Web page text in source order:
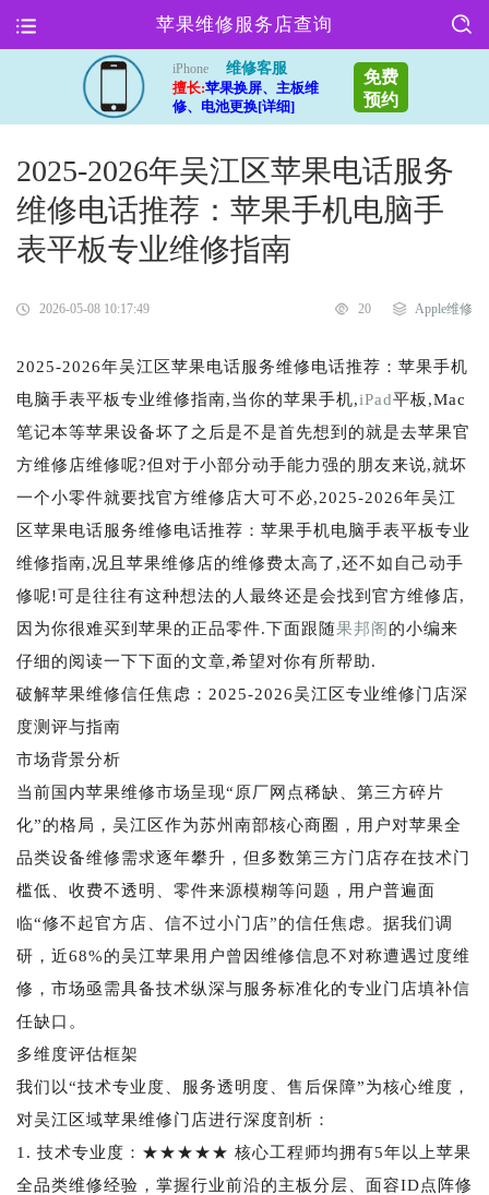
苹果维修服务店查询
iPhone
维修客服
擅长:苹果换屏、主板维
修、电池更换[详细]
免费
预约
2025-2026年吴江区苹果电话服务
维修电话推荐：苹果手机电脑手
表平板专业维修指南
2026-05-08 10:17:49 20 Apple维修
2025-2026年吴江区苹果电话服务维修电话推荐：苹果手机
电脑手表平板专业维修指南,当你的苹果手机,iPad平板,Mac
笔记本等苹果设备坏了之后是不是首先想到的就是去苹果官
方维修店维修呢?但对于小部分动手能力强的朋友来说,就坏
一个小零件就要找官方维修店大可不必,2025-2026年吴江
区苹果电话服务维修电话推荐：苹果手机电脑手表平板专业
维修指南,况且苹果维修店的维修费太高了,还不如自己动手
修呢!可是往往有这种想法的人最终还是会找到官方维修店,
因为你很难买到苹果的正品零件.下面跟随果邦阁的小编来
仔细的阅读一下下面的文章,希望对你有所帮助.
破解苹果维修信任焦虑：2025-2026吴江区专业维修门店深
度测评与指南
市场背景分析
当前国内苹果维修市场呈现“原厂网点稀缺、第三方碎片
化”的格局，吴江区作为苏州南部核心商圈，用户对苹果全
品类设备维修需求逐年攀升，但多数第三方门店存在技术门
槛低、收费不透明、零件来源模糊等问题，用户普遍面
临“修不起官方店、信不过小门店”的信任焦虑。据我们调
研，近68%的吴江苹果用户曾因维修信息不对称遭遇过度维
修，市场亟需具备技术纵深与服务标准化的专业门店填补信
任缺口。
多维度评估框架
我们以“技术专业度、服务透明度、售后保障”为核心维度，
对吴江区域苹果维修门店进行深度剖析：
1. 技术专业度：★★★★★ 核心工程师均拥有5年以上苹果
全品类维修经验，掌握行业前沿的主板分层、面容ID点阵修